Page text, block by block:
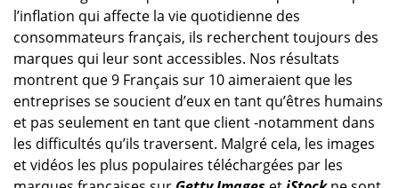
l’inflation qui affecte la vie quotidienne des
consommateurs français, ils recherchent toujours des
marques qui leur sont accessibles. Nos résultats
montrent que 9 Français sur 10 aimeraient que les
entreprises se soucient d’eux en tant qu’êtres humains
et pas seulement en tant que client -notamment dans
les difficultés qu’ils traversent. Malgré cela, les images
et vidéos les plus populaires téléchargées par les